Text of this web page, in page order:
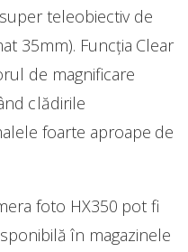
teleobiectiv de
35mm). Funcția Clear
de magnificare
clădirile
foarte aproape de
foto HX350 pot fi
în magazinele